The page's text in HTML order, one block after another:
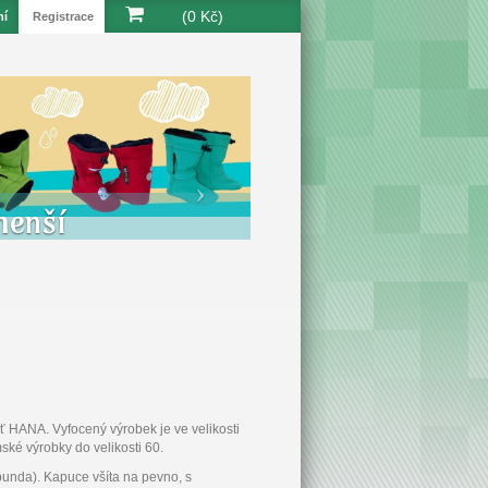
Registrace (0 Kč)
HANA. Vyfocený výrobek je ve velikosti
výrobky do velikosti 60.
Kapuce všíta na pevno, s